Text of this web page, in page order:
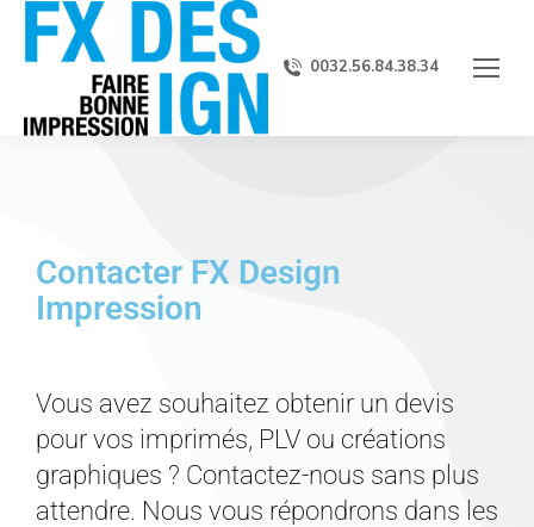
0032.56.84.38.34
Contacter FX Design
Impression
Vous avez souhaitez obtenir un devis
pour vos imprimés, PLV ou créations
graphiques ? Contactez-nous sans plus
attendre. Nous vous répondrons dans les